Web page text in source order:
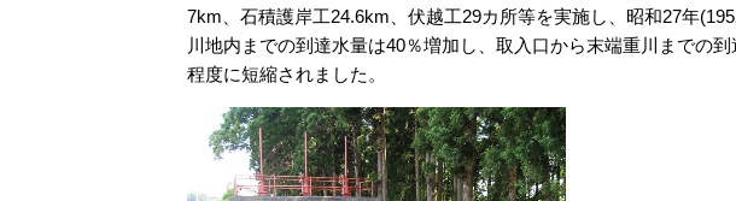
7km、石積護岸工24.6km、伏越工29カ所等を実施し、昭和27年
川地内までの到達水量は40％増加し、取入口から末端重川までの
程度に短縮されました。